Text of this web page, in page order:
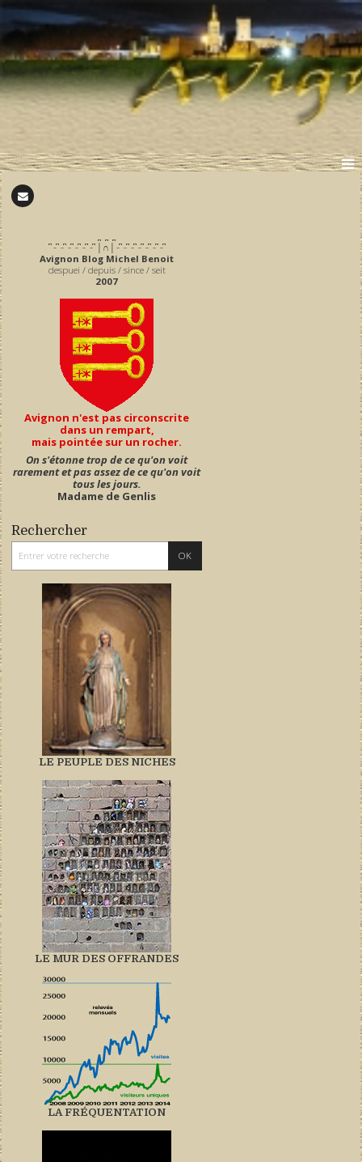
͆ ̵ ͆ ̵ ͆ ̵ ͆ ̵ ͆ ̵ ͆ ̵ ͆ │∩│ ̵ ͆ ̵ ͆ ̵ ͆ ̵ ͆ ̵ ͆ ̵ ͆ ̵ ͆
Avignon Blog Michel Benoit
despuei / depuis / since / seit
2007
Avignon n'est pas circonscrite
dans un rempart,
mais pointée sur un rocher.
On s'étonne trop de ce qu'on voit
rarement et pas assez de ce qu'on voit
tous les jours.
Madame de Genlis
Rechercher
LE PEUPLE DES NICHES
LE MUR DES OFFRANDES
LA FRÉQUENTATION